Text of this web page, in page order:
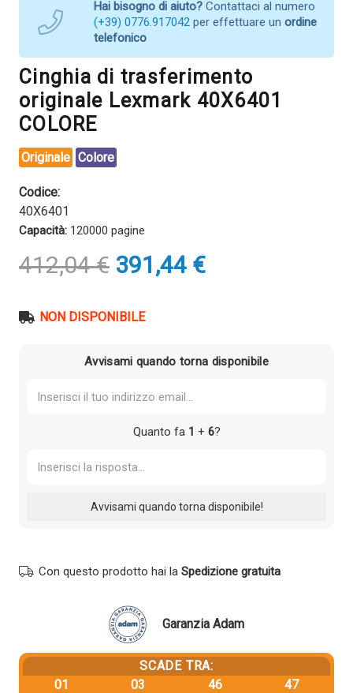
Hai bisogno di aiuto? Contattaci al numero
(+39) 0776.917042 per effettuare un ordine
telefonico
Cinghia di trasferimento
originale Lexmark 40X6401
COLORE
Originale Colore
Codice:
40X6401
Capacità: 120000 pagine
412,04€ Il
prezzo
era:
391,44 €Il
prezzo
NON DISPONIBILE
Avvisami quando torna disponibile
Quanto fa 1 + 6?
Con questo prodotto hai la Spedizione gratuita
Garanzia Adam
SCADE TRA:
01
03
46
47